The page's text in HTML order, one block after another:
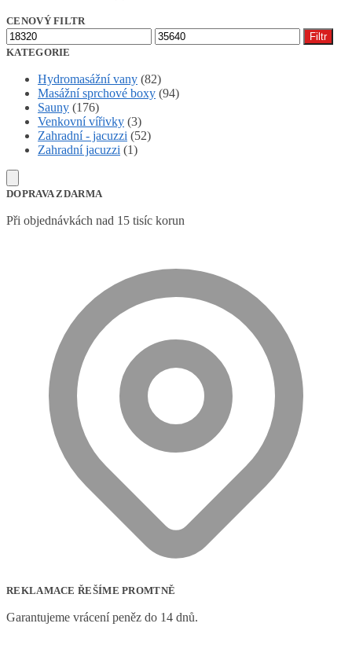
CENOVÝ FILTR
Minimální
cena
Maximální
cena
Filtr
KATEGORIE
Hydromasážní vany (82)
Masážní sprchové boxy (94)
Sauny (176)
Venkovní vířivky (3)
Zahradní - jacuzzi (52)
Zahradní jacuzzi (1)
DOPRAVA ZDARMA
Při objednávkách nad 15 tisíc korun
REKLAMACE ŘEŠÍME PROMTNĚ
Garantujeme vrácení peněz do 14 dnů.